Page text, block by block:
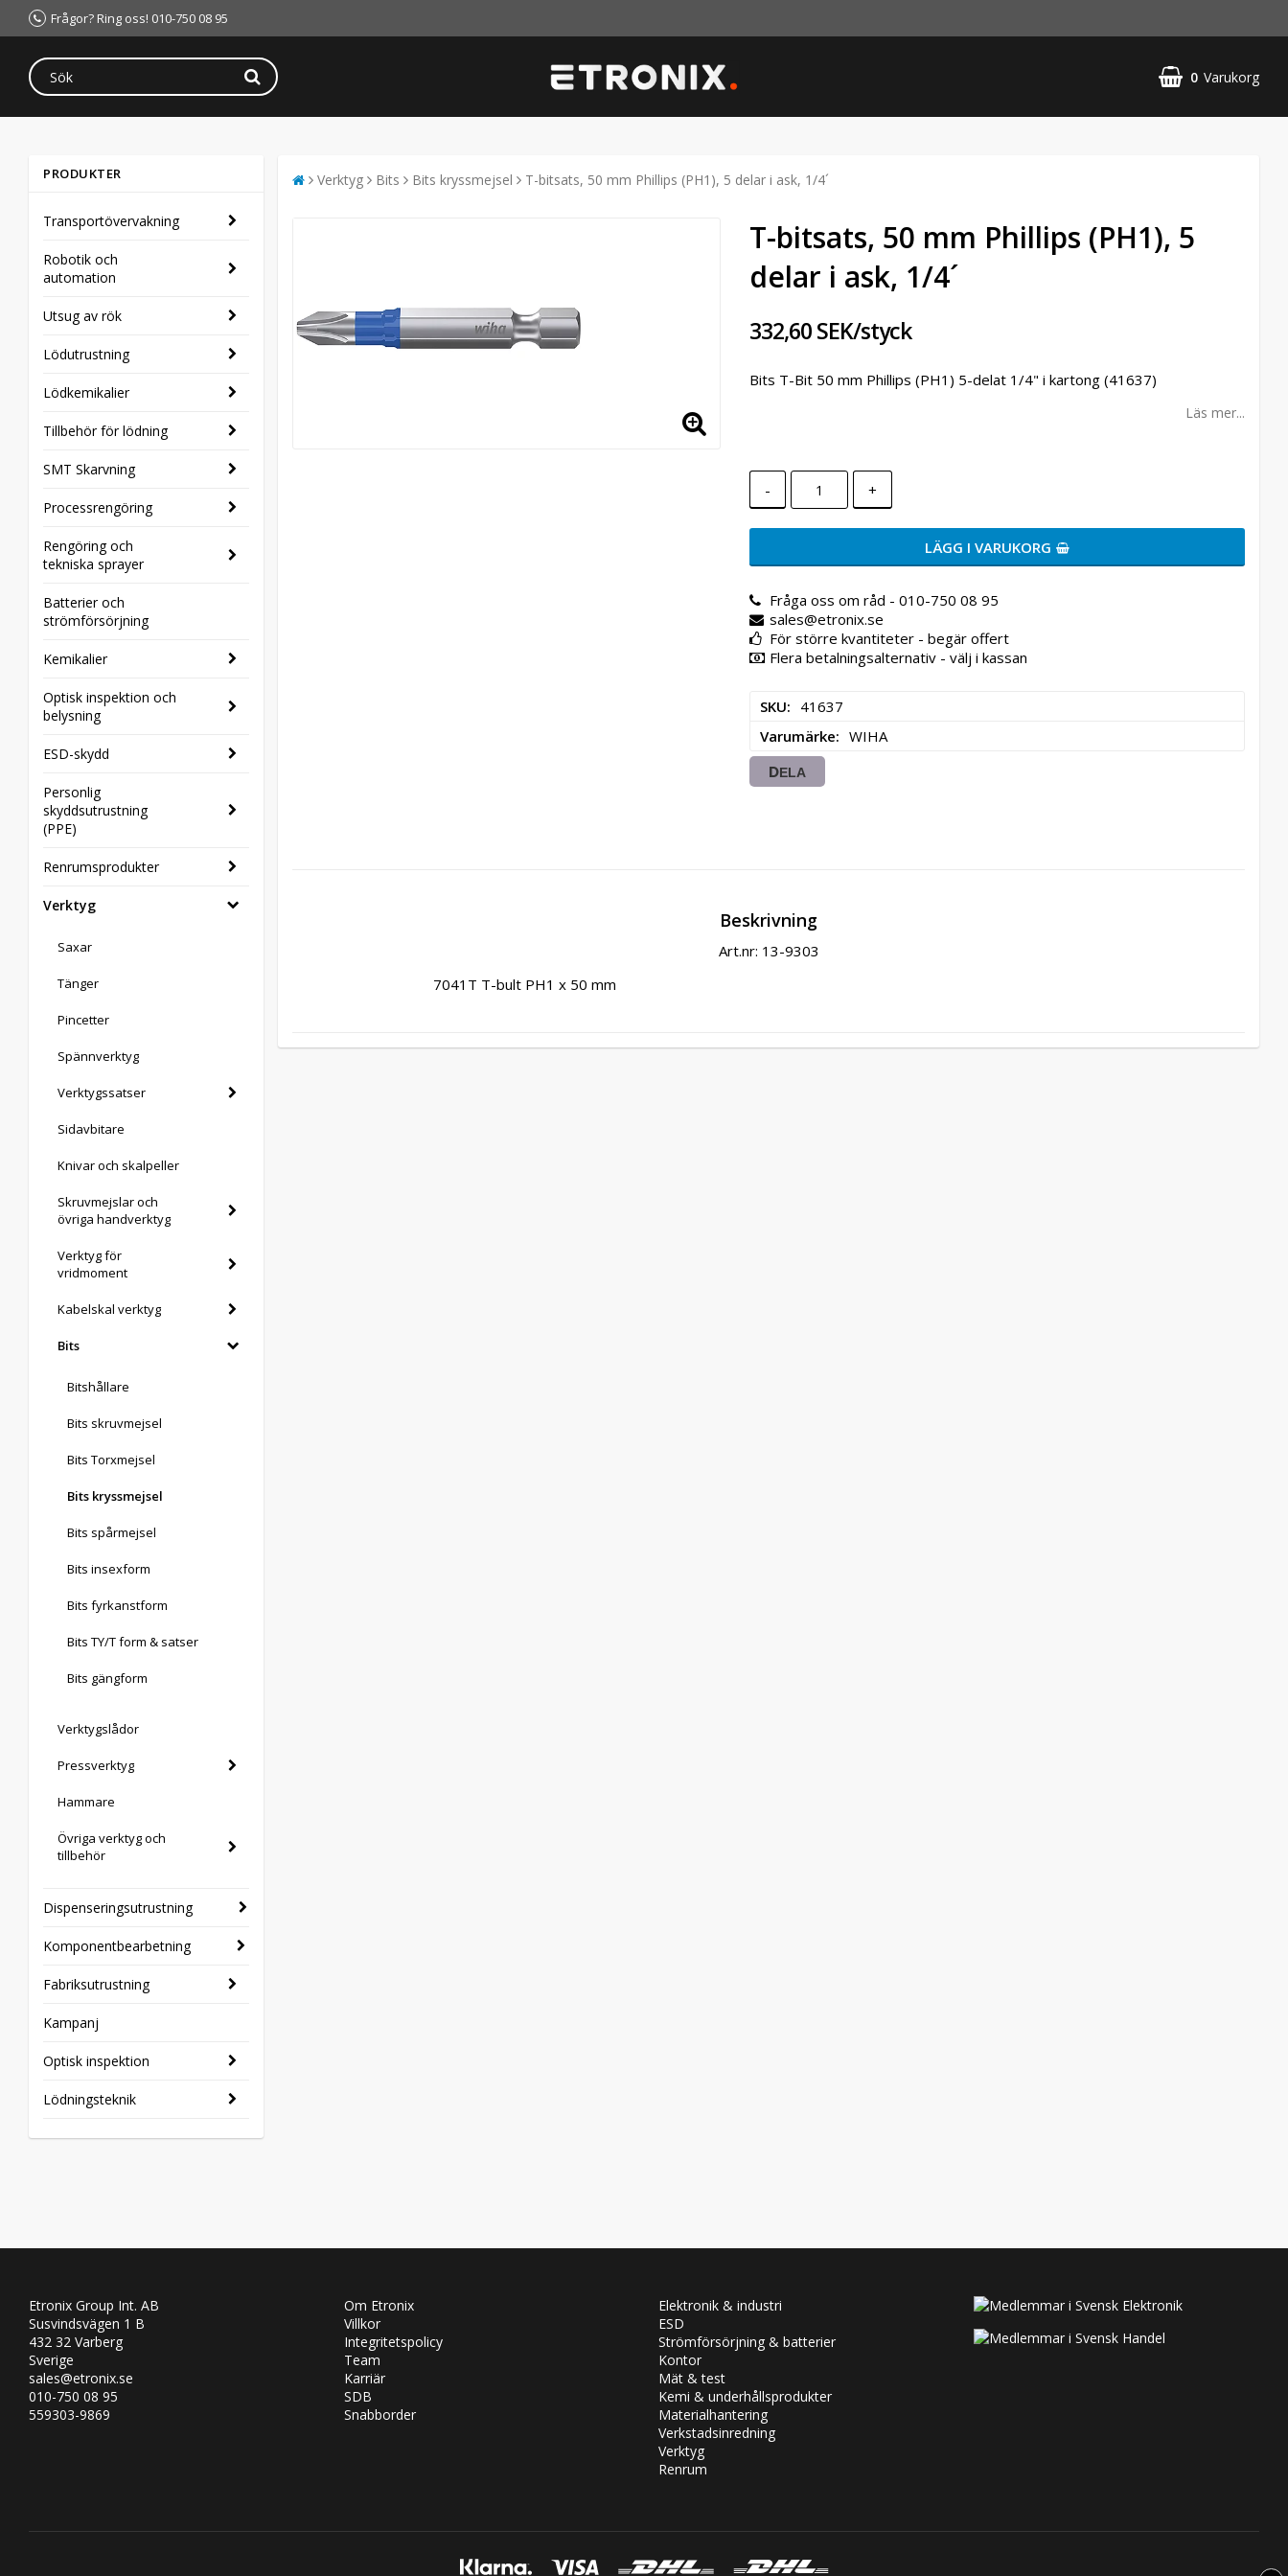
Frågor? Ring oss! 010-750 08 95
0 Varukorg
PRODUKTER
Transportövervakning
Robotik och
automation
Utsug av rök
Lödutrustning
Lödkemikalier
Tillbehör för lödning
SMT Skarvning
Processrengöring
Rengöring och
tekniska sprayer
Batterier och
strömförsörjning
Kemikalier
Optisk inspektion och
belysning
ESD-skydd
Personlig
skyddsutrustning
(PPE)
Renrumsprodukter
Verktyg
Saxar
Tänger
Pincetter
Spännverktyg
Verktygssatser
Sidavbitare
Knivar och skalpeller
Skruvmejslar och
övriga handverktyg
Verktyg för
vridmoment
Kabelskal verktyg
Bits
Bitshållare
Bits skruvmejsel
Bits Torxmejsel
Bits kryssmejsel
Bits spårmejsel
Bits insexform
Bits fyrkanstform
Bits TY/T form & satser
Bits gängform
Verktygslådor
Pressverktyg
Hammare
Övriga verktyg och
tillbehör
Dispenseringsutrustning
Komponentbearbetning
Fabriksutrustning
Kampanj
Optisk inspektion
Lödningsteknik
Verktyg Bits Bits kryssmejsel T-bitsats, 50 mm Phillips (PH1), 5 delar i ask, 1/4´
T-bitsats, 50 mm Phillips (PH1), 5
delar i ask, 1/4´
332,60 SEK/styck
Bits T-Bit 50 mm Phillips (PH1) 5-delat 1/4" i kartong (41637)
Läs mer...
- +
LÄGG I VARUKORG
Fråga oss om råd - 010-750 08 95
sales@etronix.se
För större kvantiteter - begär offert
Flera betalningsalternativ - välj i kassan
SKU
41637
Varumärke
WIHA
DELA
Beskrivning
Art.nr: 13-9303
7041T T-bult PH1 x 50 mm
Etronix Group Int. AB
Susvindsvägen 1 B
432 32 Varberg
Sverige
sales@etronix.se
010-750 08 95
559303-9869
Om Etronix
Villkor
Integritetspolicy
Team
Karriär
SDB
Snabborder
Elektronik & industri
ESD
Strömförsörjning & batterier
Kontor
Mät & test
Kemi & underhållsprodukter
Materialhantering
Verkstadsinredning
Verktyg
Renrum